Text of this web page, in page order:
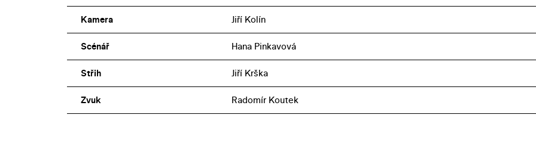
Kamera Jiří Kolín
Scénář Hana Pinkavová
Střih Jiří Krška
Zvuk Radomír Koutek